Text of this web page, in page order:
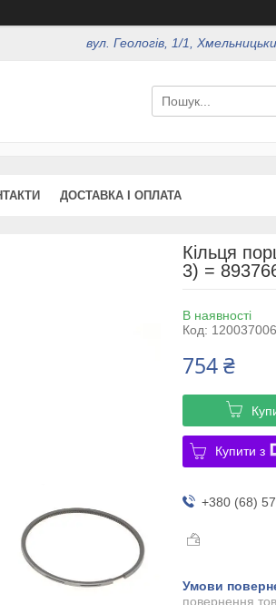
вул. Геологів, 1/1,
ДОСТАВКА І ОПЛАТА
Кільця
3) =
В наявності
Код:
754 ₴
Купити з
+380 (68)
повернення